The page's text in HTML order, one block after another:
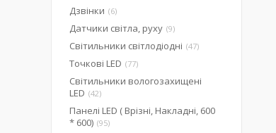
Дзвінки 6
Датчики світла, руху 9
Світильники світлодіодні 47
Точкові LED 77
Світильники вологозахищені
LED 42
Панелі LED ( Врізні, Накладні, 600
* 600) 95